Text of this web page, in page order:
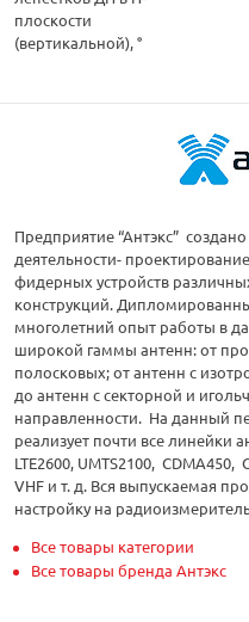
плоскости
(вертикальной), °
Предприятие “Антэкс”
деятельности-
фидерных устройств
конструкций.
многолетний опыт работы в
широкой гаммы антенн: от
полосковых; от антенн с
до антенн с секторной и
направленности. На данный
реализует почти все линейки
LTE2600, UMTS2100, CDMA450,
VHF и т. д. Вся выпускаемая
настройку на
Все товары категории
Все товары бренда Антэкс